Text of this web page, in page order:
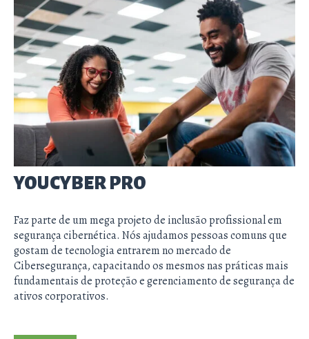
YOUCYBER PRO
Faz parte de um mega projeto de inclusão profissional em
segurança cibernética. Nós ajudamos pessoas comuns que
gostam de tecnologia entrarem no mercado de
Cibersegurança, capacitando os mesmos nas práticas mais
fundamentais de proteção e gerenciamento de segurança de
ativos corporativos.